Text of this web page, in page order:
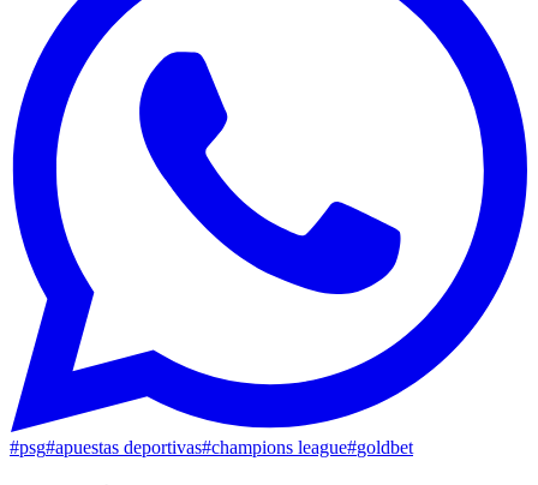
#psg#apuestas deportivas#champions league#goldbet